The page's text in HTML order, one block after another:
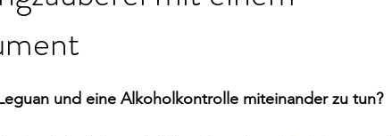
und eine Alkoholkontrolle miteinander zu tun?